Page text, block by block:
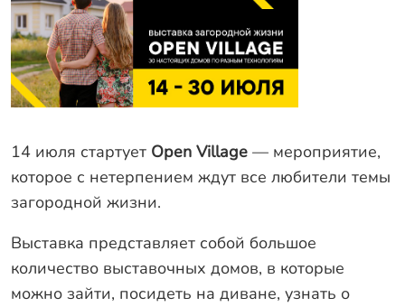
Доставка
Оплата
Отзывы
Заказать звонок
14 июля стартует Open Village — мероприятие,
которое с нетерпением ждут все любители темы
загородной жизни.
Выставка представляет собой большое
количество выставочных домов, в которые
можно зайти, посидеть на диване, узнать о